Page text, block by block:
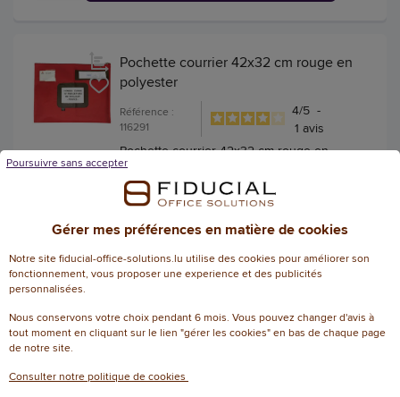
Pochette courrier 42x32 cm rouge en
polyester
Référence :
116291
4/5 -
1 avis
Pochette courrier 42x32 cm rouge en
polyester
22,81 € HT
(26,69 € TTC)
AJOUTER
étiquettes par planche 175x45mm
Gérer mes préférences en matière de cookies
Notre site fiducial-office-solutions.lu utilise des cookies pour améliorer son
fonctionnement, vous proposer une experience et des publicités
personnalisées.
Nous conservons votre choix pendant 6 mois. Vous pouvez changer d'avis à
tout moment en cliquant sur le lien "gérer les cookies" en bas de chaque page
de notre site.
Consulter notre politique de cookies
Poursuivre sans accepter